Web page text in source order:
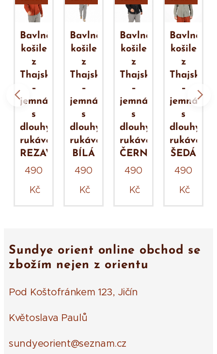
Bavlněná
košile
Thajska
jemná
dlouhým
rukávem
BÍLÁ
Bavlněná
košile
Thajska
jemná
dlouhým
rukávem
ČERNÁ
Bavlněná
košile
Thajska
jemná
dlouhým
rukávem
ŠEDÁ
Sundye orient online obchod se
zbožím nejen z orientu
Pod Koštofránkem 123, Jičín
Květoslava Paulů
sundyeorient@seznam.cz